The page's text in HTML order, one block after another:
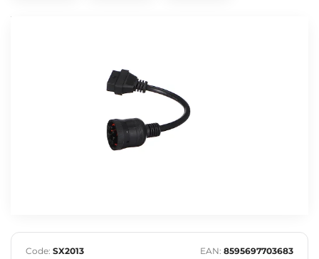
Code: SX2013 EAN: 8595697703683